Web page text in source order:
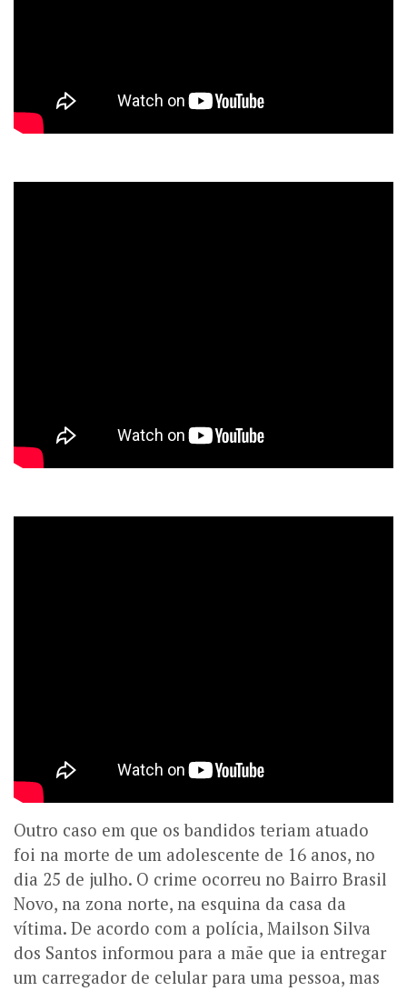
Outro caso em que os bandidos teriam atuado
foi na morte de um adolescente de 16 anos, no
dia 25 de julho. O crime ocorreu no Bairro Brasil
Novo, na zona norte, na esquina da casa da
vítima. De acordo com a polícia, Mailson Silva
dos Santos informou para a mãe que ia entregar
um carregador de celular para uma pessoa, mas